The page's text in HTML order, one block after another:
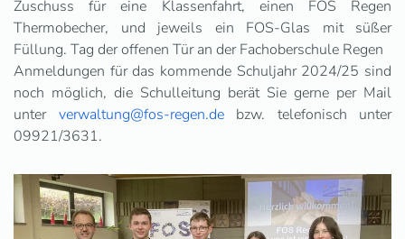
Zuschuss für eine Klassenfahrt, einen FOS Regen
Thermobecher, und jeweils ein FOS-Glas mit süßer
Füllung. Tag der offenen Tür an der Fachoberschule Regen
Anmeldungen für das kommende Schuljahr 2024/25 sind
noch möglich, die Schulleitung berät Sie gerne per Mail
unter verwaltung@fos-regen.debzw. telefonisch unter
09921/3631.